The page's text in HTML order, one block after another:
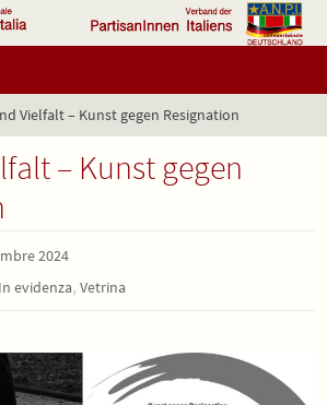
Vielfalt – Kunst gegen Resignation
– Kunst gegen
2024
In evidenza,Vetrina